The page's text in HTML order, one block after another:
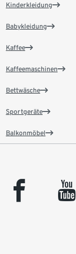
Kinderkleidung
Babykleidung
Kaffee
Kaffeemaschinen
Bettwäsche
Sportgeräte
Balkonmöbel
facebook youtube